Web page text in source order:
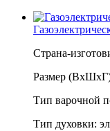
Страна-
Размер
Тип варочной
Тип духовки: